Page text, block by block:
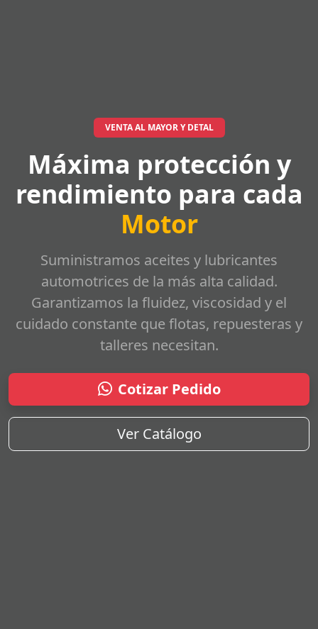
VENTA AL MAYOR Y DETAL
Máxima protección y
rendimiento para cada
Motor
Suministramos aceites y lubricantes
automotrices de la más alta calidad.
Garantizamos la fluidez, viscosidad y el
cuidado constante que flotas, repuesteras y
talleres necesitan.
Cotizar Pedido
Ver Catálogo